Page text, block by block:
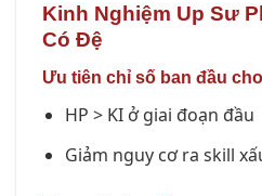
Kinh Nghiệm Up Sư
Có Đệ
Ưu tiên chỉ số ban đầu
HP > KI ở giai đoạn đầu
Giảm nguy cơ ra skill